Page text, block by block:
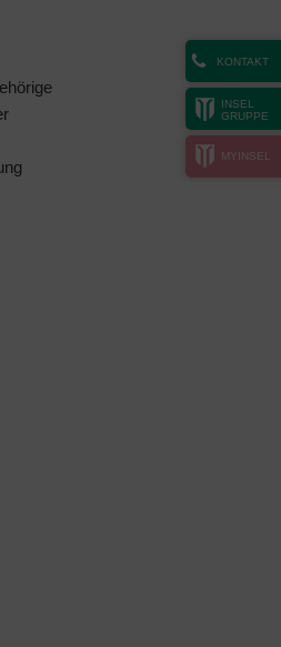
KONTAKT
INSEL
GRUPPE
MYINSEL